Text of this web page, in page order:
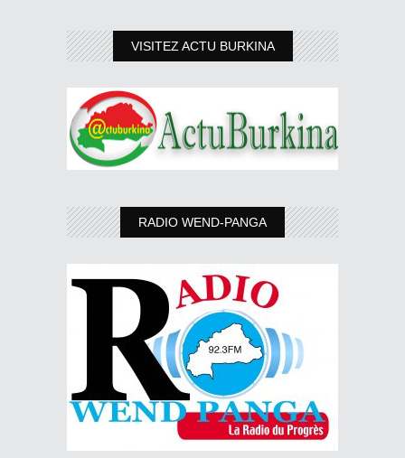
VISITEZ ACTU BURKINA
RADIO WEND-PANGA